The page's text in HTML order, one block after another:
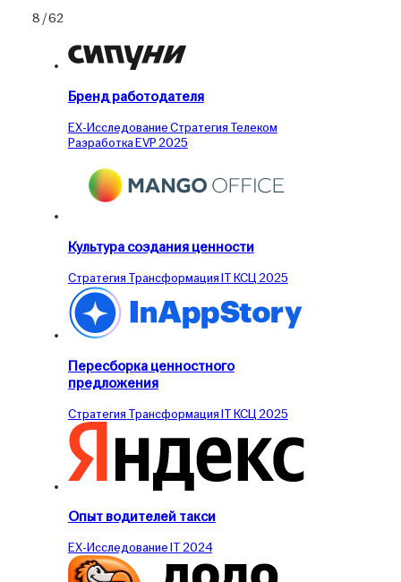
8 / 62
Бренд работодателя
EX-ИсследованиеСтратегия Телеком
Разработка EVP2025
Культура создания ценности
Стратегия ТрансформацияITКСЦ2025
Пересборка ценностного
предложения
Стратегия ТрансформацияITКСЦ2025
Опыт водителей такси
EX-ИсследованиеIT2024